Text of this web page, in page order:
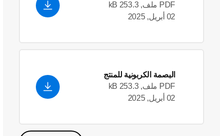
PDF ملف, 253.3 kB
02 أبريل, 2025
البصمة الكربونية للمنتج
PDF ملف, 253.3 kB
02 أبريل, 2025